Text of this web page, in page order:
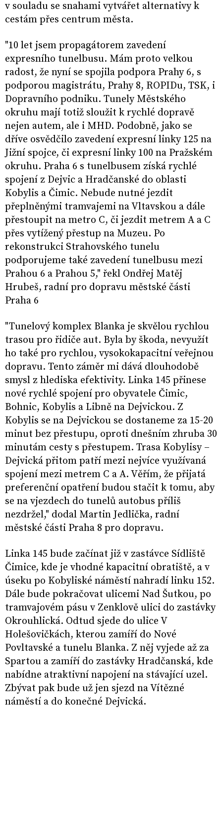
v souladu se snahami vytvářet alternativy k
cestám přes centrum města.
"10 let jsem propagátorem zavedení
expresního tunelbusu. Mám proto velkou
radost, že nyní se spojila podpora Prahy 6, s
podporou magistrátu, Prahy 8, ROPIDu, TSK, i
Dopravního podniku. Tunely Městského
okruhu mají totiž sloužit k rychlé dopravě
nejen autem, ale i MHD. Podobně, jako se
dříve osvědčilo zavedení expresní linky 125 na
Jižní spojce, či expresní linky 100 na Pražském
okruhu. Praha 6 s tunelbusem získá rychlé
spojení z Dejvic a Hradčanské do oblasti
Kobylis a Čimic. Nebude nutné jezdit
přeplněnými tramvajemi na Vltavskou a dále
přestoupit na metro C, či jezdit metrem A a C
přes vytížený přestup na Muzeu. Po
rekonstrukci Strahovského tunelu
podporujeme také zavedení tunelbusu mezi
Prahou 6 a Prahou 5," řekl Ondřej Matěj
Hrubeš, radní pro dopravu městské části
Praha 6
"Tunelový komplex Blanka je skvělou rychlou
trasou pro řidiče aut. Byla by škoda, nevyužít
ho také pro rychlou, vysokokapacitní veřejnou
dopravu. Tento záměr mi dává dlouhodobě
smysl z hlediska efektivity. Linka 145 přinese
nové rychlé spojení pro obyvatele Čimic,
Bohnic, Kobylis a Libně na Dejvickou. Z
Kobylis se na Dejvickou se dostaneme za 15-20
minut bez přestupu, oproti dnešním zhruba 30
minutám cesty s přestupem. Trasa Kobylisy –
Dejvická přitom patří mezi nejvíce využívaná
spojení mezi metrem C a A. Věřím, že přijatá
preferenční opatření budou stačit k tomu, aby
se na vjezdech do tunelů autobus příliš
nezdržel," dodal Martin Jedlička, radní
městské části Praha 8 pro dopravu.
Linka 145 bude začínat již v zastávce Sídliště
Čimice, kde je vhodné kapacitní obratiště, a v
úseku po Kobyliské náměstí nahradí linku 152.
Dále bude pokračovat ulicemi Nad Šutkou, po
tramvajovém pásu v Zenklově ulici do zastávky
Okrouhlická. Odtud sjede do ulice V
Holešovičkách, kterou zamíří do Nové
Povltavské a tunelu Blanka. Z něj vyjede až za
Spartou a zamíří do zastávky Hradčanská, kde
nabídne atraktivní napojení na stávající uzel.
Zbývat pak bude už jen sjezd na Vítězné
náměstí a do konečné Dejvická.